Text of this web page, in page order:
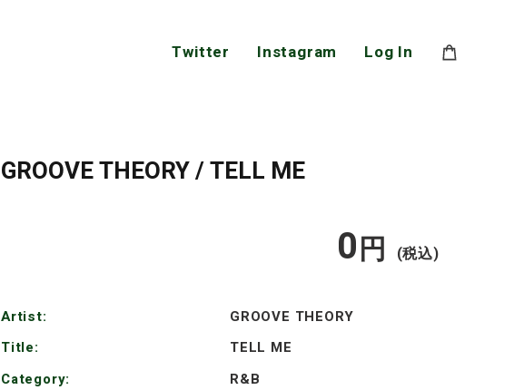
Twitter Instagram Log In
GROOVE THEORY / TELL ME
0円 (税込)
Artist:
GROOVE THEORY
Title:
TELL ME
Category:
R&B